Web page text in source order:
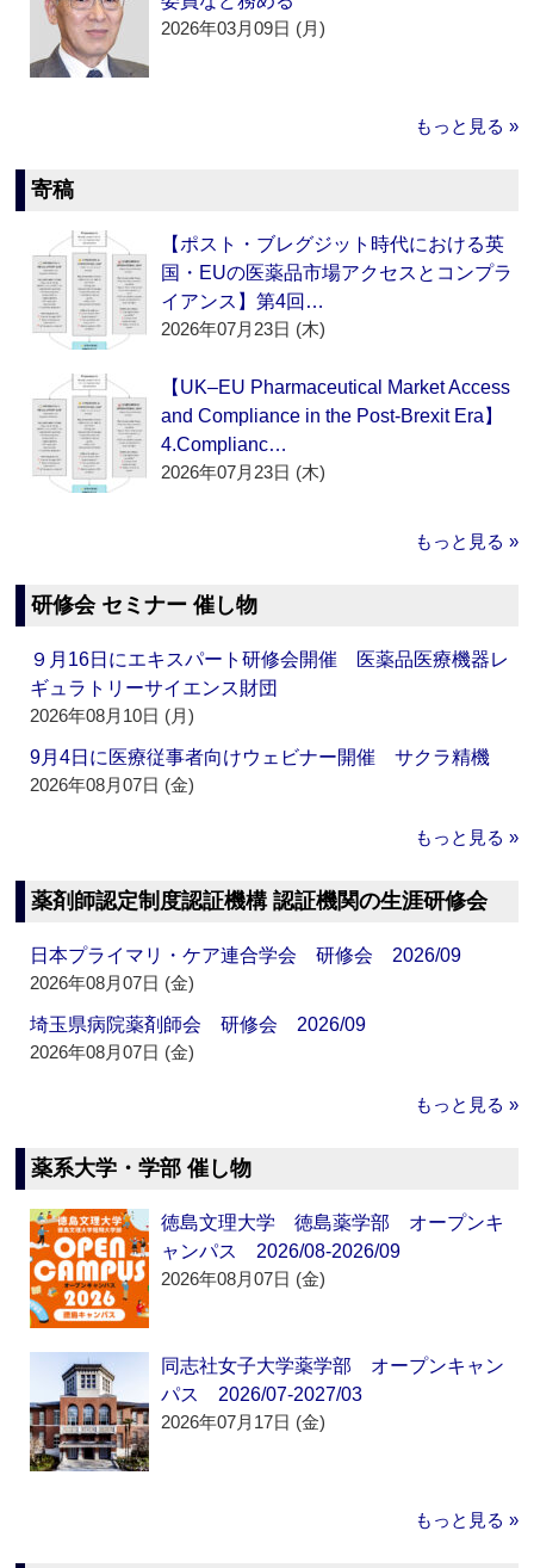
2026年03月09日 (月)
もっと見る »
寄稿
【ポスト・ブレグジット時代における英
国・EUの医薬品市場アクセスとコンプラ
イアンス】第4回…
2026年07月23日 (木)
【UK–EU Pharmaceutical Market Access
and Compliance in the Post-Brexit Era】
4.Complianc…
2026年07月23日 (木)
もっと見る »
研修会 セミナー 催し物
９月16日にエキスパート研修会開催 医薬品医療機器レ
ギュラトリーサイエンス財団
2026年08月10日 (月)
9月4日に医療従事者向けウェビナー開催 サクラ精機
2026年08月07日 (金)
もっと見る »
薬剤師認定制度認証機構 認証機関の生涯研修会
日本プライマリ・ケア連合学会 研修会 2026/09
2026年08月07日 (金)
埼玉県病院薬剤師会 研修会 2026/09
2026年08月07日 (金)
もっと見る »
薬系大学・学部 催し物
徳島文理大学 徳島薬学部 オープンキ
ャンパス 2026/08-2026/09
2026年08月07日 (金)
同志社女子大学薬学部 オープンキャン
パス 2026/07-2027/03
2026年07月17日 (金)
もっと見る »